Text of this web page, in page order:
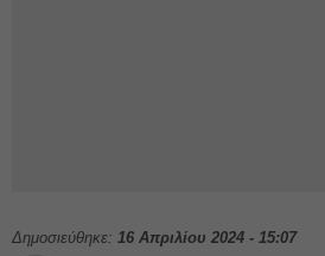
Δημοσιεύθηκε: 16 Απριλίου 2024 - 15:07